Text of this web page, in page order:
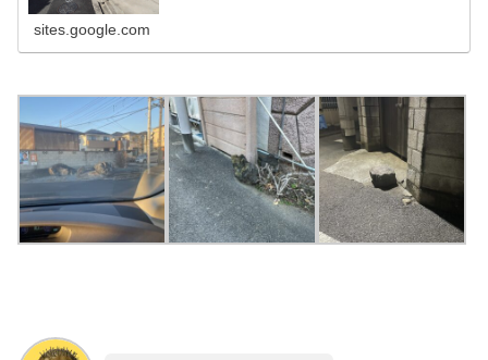
sites.google.com